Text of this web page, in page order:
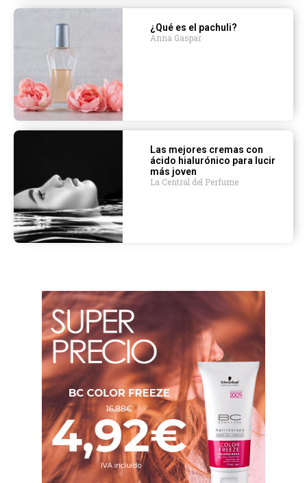
¿Qué es el pachuli?
Anna Gaspar
Las mejores cremas con
ácido hialurónico para lucir
más joven
La Central del Perfume